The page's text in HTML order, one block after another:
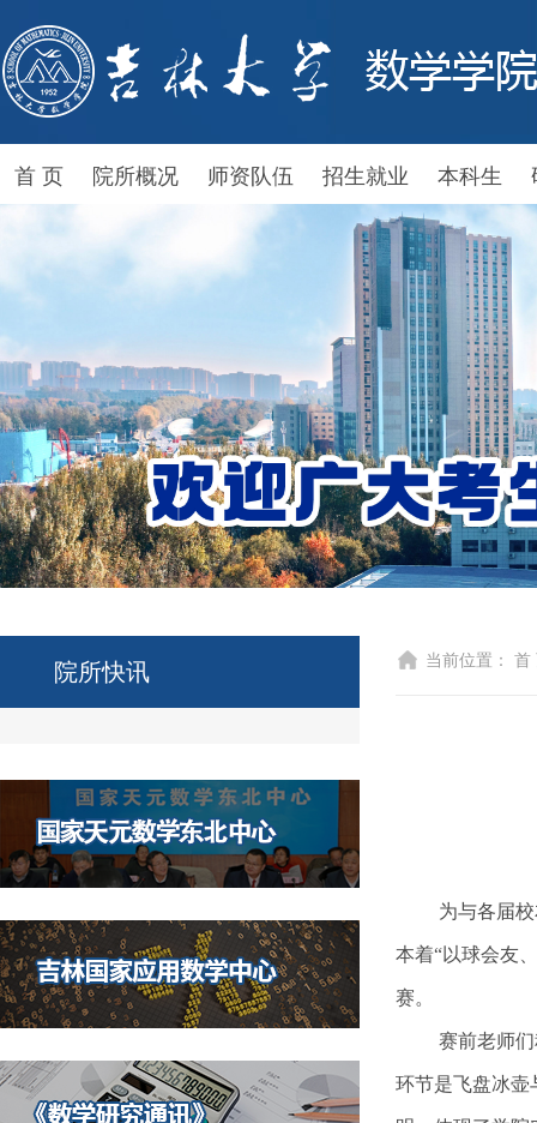
首 页 院所概况 师资队伍 招生就业 本科生
院所快讯 当前位置： 首
为与各届
本着“以球会友
赛。
赛前老师
环节是飞盘冰壶